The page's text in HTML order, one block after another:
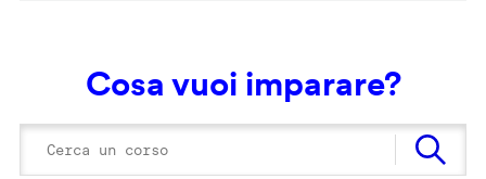
Cosa vuoi imparare?